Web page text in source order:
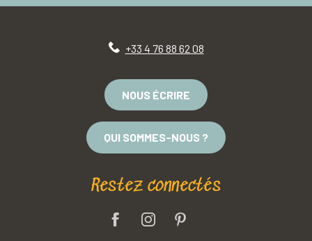
+33 4 76 88 62 08
NOUS ÉCRIRE
QUI SOMMES-NOUS ?
Restez connectés